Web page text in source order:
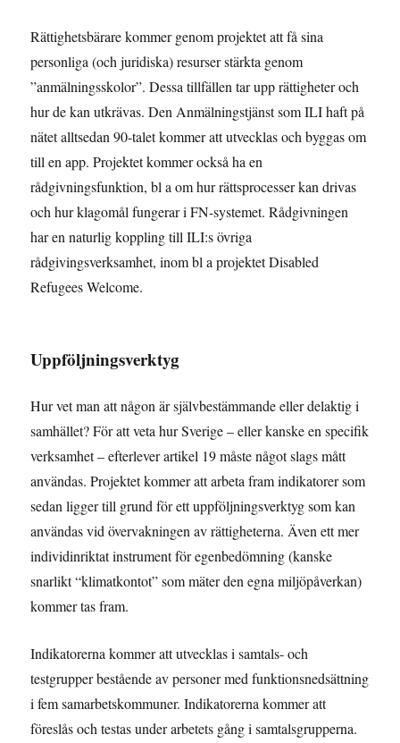
Rättighetsbärare kommer genom projektet att få sina
personliga (och juridiska) resurser stärkta genom
”anmälningsskolor”. Dessa tillfällen tar upp rättigheter och
hur de kan utkrävas. Den Anmälningstjänst som ILI haft på
nätet alltsedan 90-talet kommer att utvecklas och byggas om
till en app. Projektet kommer också ha en
rådgivningsfunktion, bl a om hur rättsprocesser kan drivas
och hur klagomål fungerar i FN-systemet. Rådgivningen
har en naturlig koppling till ILI:s övriga
rådgivingsverksamhet, inom bl a projektet Disabled
Refugees Welcome.
Uppföljningsverktyg
Hur vet man att någon är självbestämmande eller delaktig i
samhället? För att veta hur Sverige – eller kanske en specifik
verksamhet – efterlever artikel 19 måste något slags mått
användas. Projektet kommer att arbeta fram indikatorer som
sedan ligger till grund för ett uppföljningsverktyg som kan
användas vid övervakningen av rättigheterna. Även ett mer
individinriktat instrument för egenbedömning (kanske
snarlikt “klimatkontot” som mäter den egna miljöpåverkan)
kommer tas fram.
Indikatorerna kommer att utvecklas i samtals- och
testgrupper bestående av personer med funktionsnedsättning
i fem samarbetskommuner. Indikatorerna kommer att
föreslås och testas under arbetets gång i samtalsgrupperna.